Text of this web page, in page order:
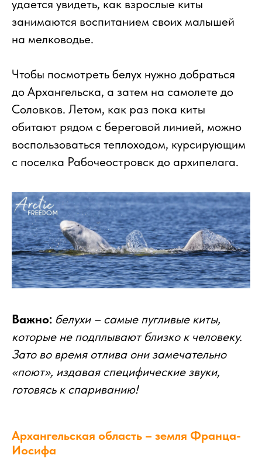
удается увидеть, как взрослые киты
занимаются воспитанием своих малышей
на мелководье.
Чтобы посмотреть белух нужно добраться
до Архангельска, а затем на самолете до
Соловков. Летом, как раз пока киты
обитают рядом с береговой линией, можно
воспользоваться теплоходом, курсирующим
с поселка Рабочеостровск до архипелага.
Важно: белухи – самые пугливые киты,
которые не подплывают близко к человеку.
Зато во время отлива они замечательно
«поют», издавая специфические звуки,
готовясь к спариванию!
Архангельская область – земля Франца-
Иосифа